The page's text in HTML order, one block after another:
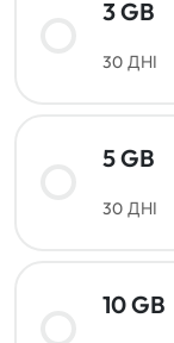
3 GB
30 ДНІ
5 GB
30 ДНІ
10 GB